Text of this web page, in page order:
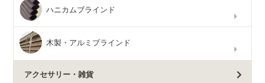
ハニカムブラインド
木製・アルミブラインド
アクセサリー・雑貨